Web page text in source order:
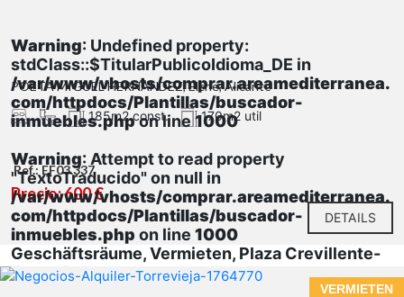
Warning: Undefined property:
stdClass::$TitularPublicoIdioma_DE in
/var/www/vhosts/comprar.areamediterranea.
com/httpdocs/Plantillas/buscador-
inmuebles.phpon line 1000
Warning: Attempt to read property
"TextoTraducido" on null in
/var/www/vhosts/comprar.areamediterranea.
com/httpdocs/Plantillas/buscador-
inmuebles.php on line 1000
Geschäftsräume, Vermieten, Plaza Crevillente-
Juzgados
POETA MIGUEL HERNANDEZ, Elche, Alicante
185m2 const.
170m2 util
Ref.: EF03.337
Precio: 600 €
DETAILS
VERMIETEN